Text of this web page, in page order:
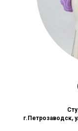
г.Петрозаводск,